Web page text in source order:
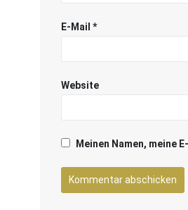
E-Mail *
Website
Meinen Namen, meine